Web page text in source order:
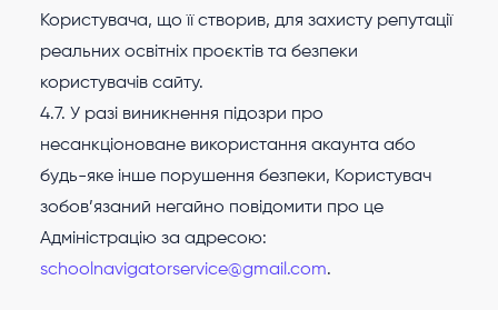
Користувача, що її створив, для захисту репутації
реальних освітніх проєктів та безпеки
користувачів сайту.
4.7. У разі виникнення підозри про
несанкціоноване використання акаунта або
будь-яке інше порушення безпеки, Користувач
зобов’язаний негайно повідомити про це
Адміністрацію за адресою:
schoolnavigatorservice@gmail.com.